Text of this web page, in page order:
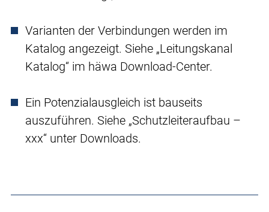
Varianten der Verbindungen werden im
Katalog angezeigt. Siehe „Leitungskanal
Katalog“ im häwa Download-Center.
Ein Potenzialausgleich ist bauseits
auszuführen. Siehe „Schutzleiteraufbau –
xxx“ unter Downloads.